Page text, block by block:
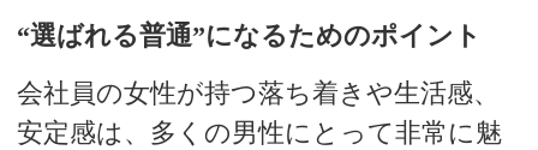
“選ばれる普通”になるためのポイント
会社員の女性が持つ落ち着きや生活感、
安定感は、多くの男性にとって非常に魅